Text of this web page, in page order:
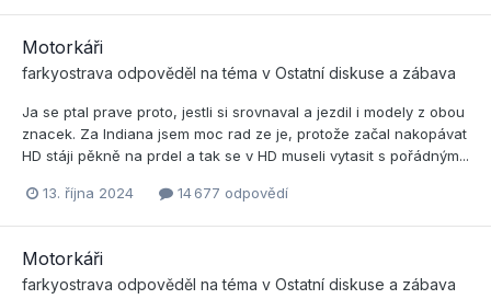
Motorkáři
farkyostrava odpověděl na téma v Ostatní diskuse a zábava
Ja se ptal prave proto, jestli si srovnaval a jezdil i modely z obou
znacek. Za Indiana jsem moc rad ze je, protože začal nakopávat
HD stáji pěkně na prdel a tak se v HD museli vytasit s pořádným...
13. října 2024 14 677 odpovědí
Motorkáři
farkyostrava odpověděl na téma v Ostatní diskuse a zábava